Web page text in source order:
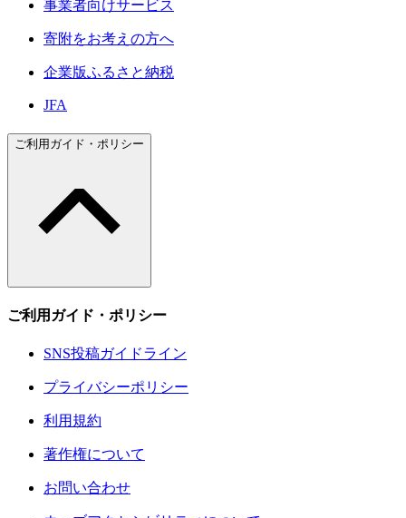
事業者向けサービス
寄附をお考えの方へ
企業版ふるさと納税
JFA
ご利用ガイド・ポリシー
ご利用ガイド・ポリシー
SNS投稿ガイドライン
プライバシーポリシー
利用規約
著作権について
お問い合わせ